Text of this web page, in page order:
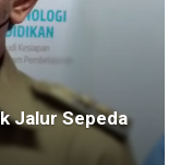
Jalur Sepeda